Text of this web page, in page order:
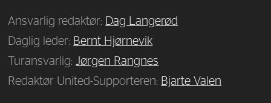
Ansvarlig redaktør: Dag Langerød
Daglig leder: Bernt Hjørnevik
Turansvarlig:Jørgen Rangnes
Redaktør United-Supporteren: Bjarte Valen